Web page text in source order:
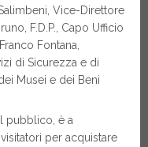
Vice-Direttore
F.D.P., Capo Ufficio
Fontana,
di Sicurezza e di
Musei e dei Beni
pubblico, è a
per acquistare